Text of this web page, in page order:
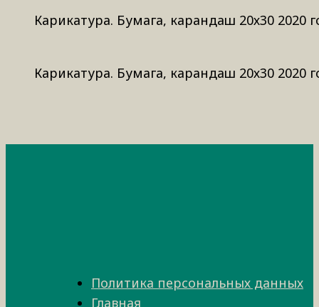
Карикатура. Бумага, карандаш 20х30 2020
Карикатура. Бумага, карандаш 20х30 2020
Политика персональных данных
Главная